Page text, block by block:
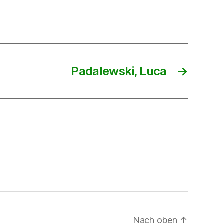
→
Padalewski, Luca
Nach oben ↑